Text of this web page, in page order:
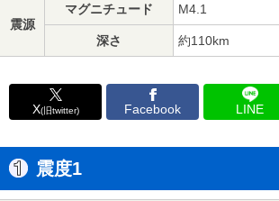
震源
マグニチュード M4.1
深さ 約110km
X(旧twitter) Facebook LINE
震度1